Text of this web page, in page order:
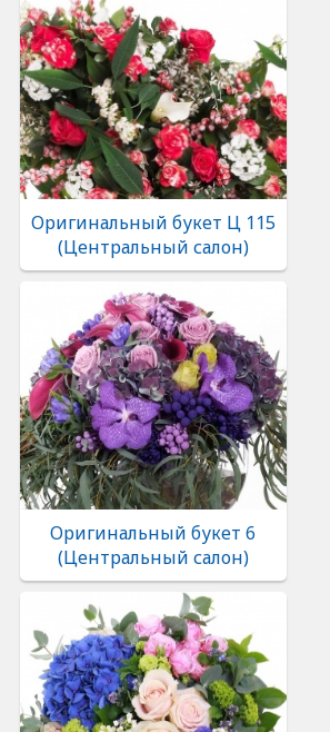
Оригинальный букет Ц 115
(Центральный салон)
Оригинальный букет 6
(Центральный салон)